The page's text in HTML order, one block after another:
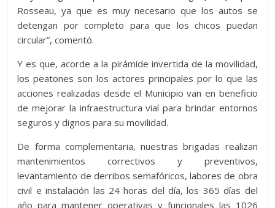
Rosseau, ya que es muy necesario que los autos se
detengan por completo para que los chicos puedan
circular”, comentó.
Y es que, acorde a la pirámide invertida de la movilidad,
los peatones son los actores principales por lo que las
acciones realizadas desde el Municipio van en beneficio
de mejorar la infraestructura vial para brindar entornos
seguros y dignos para su movilidad.
De forma complementaria, nuestras brigadas realizan
mantenimientos correctivos y preventivos,
levantamiento de derribos semafóricos, labores de obra
civil e instalación las 24 horas del día, los 365 días del
año para mantener operativas y funcionales las 1026